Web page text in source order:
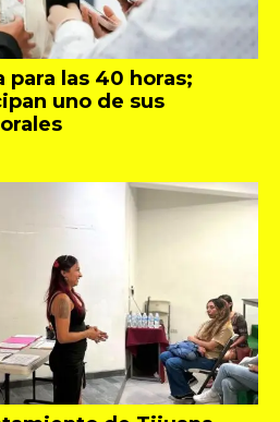
para las 40 horas;
uno de sus